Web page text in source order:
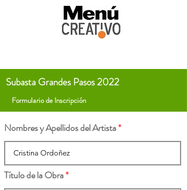
Subasta Grandes Pasos 2022
Formulario de Inscripción
Nombres y Apellidos del Artista
Título de la Obra